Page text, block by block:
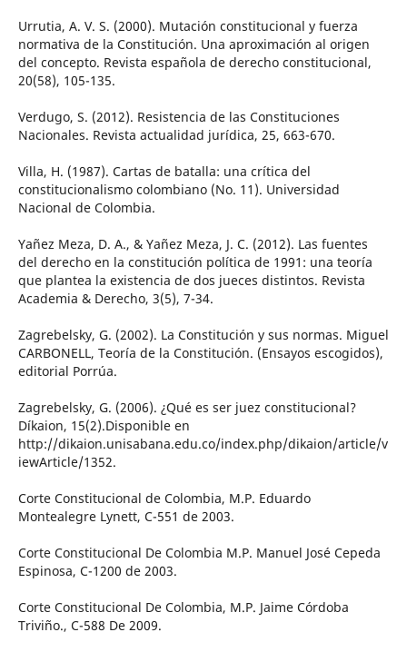
Urrutia, A. V. S. (2000). Mutación constitucional y fuerza
normativa de la Constitución. Una aproximación al origen
del concepto. Revista española de derecho constitucional,
20(58), 105-135.
Verdugo, S. (2012). Resistencia de las Constituciones
Nacionales. Revista actualidad jurídica, 25, 663-670.
Villa, H. (1987). Cartas de batalla: una crítica del
constitucionalismo colombiano (No. 11). Universidad
Nacional de Colombia.
Yañez Meza, D. A., & Yañez Meza, J. C. (2012). Las fuentes
del derecho en la constitución política de 1991: una teoría
que plantea la existencia de dos jueces distintos. Revista
Academia & Derecho, 3(5), 7-34.
Zagrebelsky, G. (2002). La Constitución y sus normas. Miguel
CARBONELL, Teoría de la Constitución. (Ensayos escogidos),
editorial Porrúa.
Zagrebelsky, G. (2006). ¿Qué es ser juez constitucional?
Díkaion, 15(2).Disponible en
http://dikaion.unisabana.edu.co/index.php/dikaion/article/v
iewArticle/1352.
Corte Constitucional de Colombia, M.P. Eduardo
Montealegre Lynett, C-551 de 2003.
Corte Constitucional De Colombia M.P. Manuel José Cepeda
Espinosa, C-1200 de 2003.
Corte Constitucional De Colombia, M.P. Jaime Córdoba
Triviño., C-588 De 2009.